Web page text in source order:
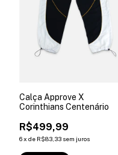
Calça Approve X
Corinthians Centenário
R$499,99
6x de R$83,33 sem juros